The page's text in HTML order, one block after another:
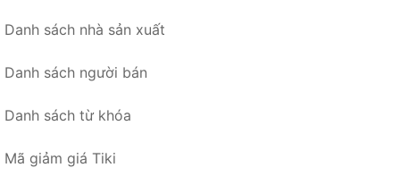
Danh sách nhà sản xuất
Danh sách người bán
Danh sách từ khóa
Mã giảm giá Tiki